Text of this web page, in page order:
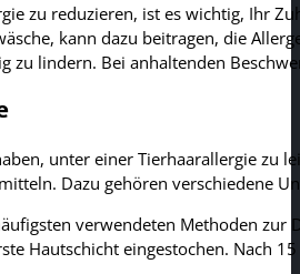
zu reduzieren, ist es wichtig, Ihr
kann dazu beitragen, die
zu lindern. Bei anhaltenden
unter einer Tierhaarallergie zu
Dazu gehören verschiedene
verwendeten Methoden zur
Hautschicht eingestochen. Nach